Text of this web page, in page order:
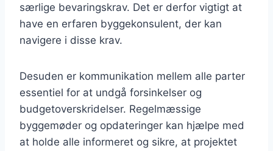
særlige bevaringskrav. Det er derfor vigtigt at
have en erfaren byggekonsulent, der kan
navigere i disse krav.
Desuden er kommunikation mellem alle parter
essentiel for at undgå forsinkelser og
budgetoverskridelser. Regelmæssige
byggemøder og opdateringer kan hjælpe med
at holde alle informeret og sikre, at projektet